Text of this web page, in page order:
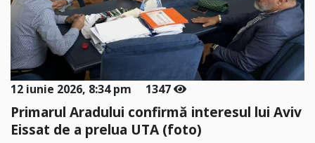
12 iunie 2026, 8:34 pm 1347
Primarul Aradului confirmă interesul lui Aviv
Eissat de a prelua UTA (foto)